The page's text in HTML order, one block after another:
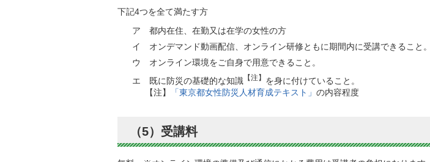
下記4つを全て満たす方
ア 都内在住、在勤又は在学の女性の方
イ オンデマンド動画配信、オンライン研修ともに期間内に受講できること。
ウ オンライン環境をご自身で用意できること。
エ 既に防災の基礎的な知識 【注】 を身に付けていること。
【注】
「東京都女性防災人材育成テキスト」 の内容程度
（5）受講料